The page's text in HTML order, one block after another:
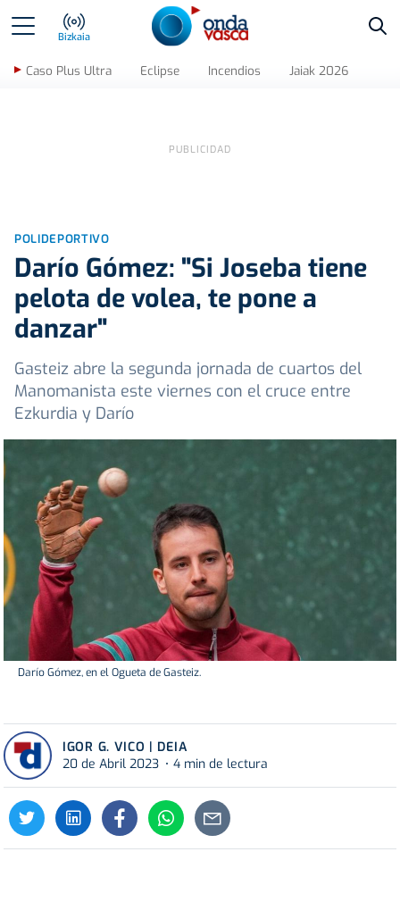
Bizkaia
Caso Plus Ultra Eclipse Incendios Jaiak 2026
POLIDEPORTIVO
Darío Gómez: "Si Joseba tiene
pelota de volea, te pone a
danzar"
Gasteiz abre la segunda jornada de cuartos del
Manomanista este viernes con el cruce entre
Ezkurdia y Darío
Darío Gómez, en el Ogueta de Gasteiz.
IGOR G. VICO | DEIA
20 de Abril 2023
4 min de lectura